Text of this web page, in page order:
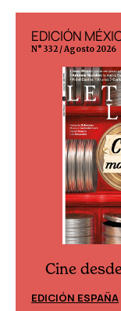
EDICIÓN
N° 332 / Agosto 2026
Cine
EDICIÓN ESPAÑA